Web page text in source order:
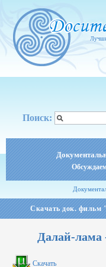
Поиск:
Скачать док. фильм
Далай-
Скачать